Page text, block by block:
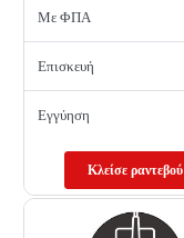
Με ΦΠΑ
Επισκευή
Εγγύηση
Κλείσε ραντεβού